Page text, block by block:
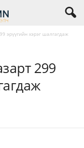
эрүүгийн хэрэг шалгагдаж
299